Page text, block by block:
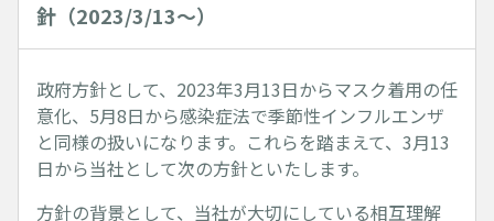
針（2023/3/13～）
政府方針として、2023年3月13日からマスク着用の任
意化、5月8日から感染症法で季節性インフルエンザ
と同様の扱いになります。これらを踏まえて、3月13
日から当社として次の方針といたします。
方針の背景として、当社が大切にしている相互理解